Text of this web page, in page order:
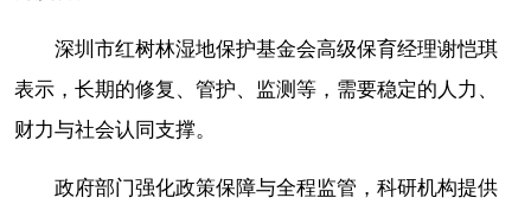
深圳市红树林湿地保护基金会高级保育经理谢恺琪
表示，长期的修复、管护、监测等，需要稳定的人力、
财力与社会认同支撑。
政府部门强化政策保障与全程监管，科研机构提供